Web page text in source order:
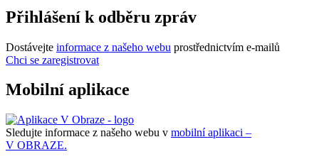
Přihlášení k odběru zpráv
Dostávejte informace z našeho webu prostřednictvím e-mailů
Chci se zaregistrovat
Mobilní aplikace
Sledujte informace z našeho webu v mobilní aplikaci –
V OBRAZE.